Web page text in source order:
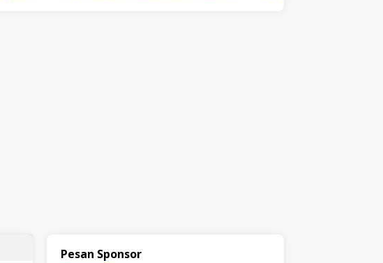
Pesan Sponsor